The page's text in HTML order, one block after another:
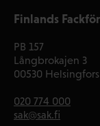
Finlands
PB 157
Långbrokajen 3
00530 Helsingfors
020 774 000
sak@sak.fi